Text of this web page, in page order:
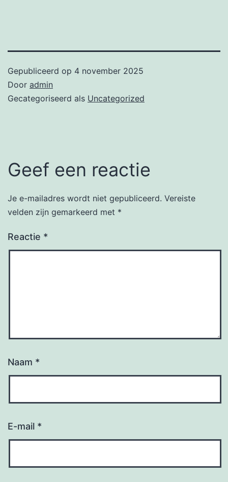
Gepubliceerd op 4 november 2025
Door admin
Gecategoriseerd als Uncategorized
Geef een reactie
Je e-mailadres wordt niet gepubliceerd. Vereiste
velden zijn gemarkeerd met *
Reactie *
Naam *
E-mail *